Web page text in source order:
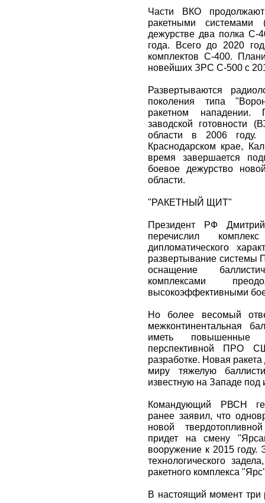
Части ВКО
ракетными
дежурстве два полка С-
года. Всего до 2020
комплектов С-400.
новейших ЗРС С-500 с
Развертываются
поколения типа
ракетном
заводской готовности
области в 2006
Краснодарском крае,
время завершается
боевое дежурство
области.
"РАКЕТНЫЙ ЩИТ"
Президент РФ
перечислил
дипломатического
развертывание системы
оснащение
комплексами
высокоэффективными
Но более весомый
межконтинентальная
иметь повышенные
перспективной ПРО
разработке. Новая
миру тяжелую
известную на Западе
Командующий РВСН
ранее заявил, что
новой
придет на смену
вооружение к 2015 году.
технологического
ракетного комплекса
В настоящий момент три